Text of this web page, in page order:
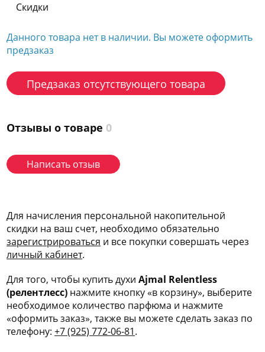
Скидки
Данного товара нет в наличии. Вы можете оформить
предзаказ
Предзаказ отсутствующего товара
Отзывы о товаре 0
Написать отзыв
Для начисления персональной накопительной
скидки на ваш счет, необходимо обязательно
зарегистрироваться и все покупки совершать через
личный кабинет.
Для того, чтобы купить духиAjmal Relentless
(релентлесс) нажмите кнопку «в корзину», выберите
необходимое количество парфюма и нажмите
«оформить заказ», также вы можете сделать заказ по
телефону:+7 (925) 772-06-81.